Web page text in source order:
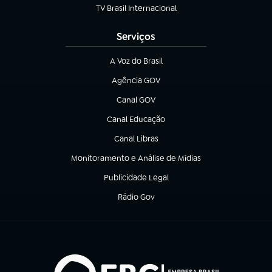
TV Brasil Internacional
(abre em nova aba)
Serviços
A Voz do Brasil
(abre em nova aba)
Agência GOV
(abre em nova aba)
Canal GOV
(abre em nova aba)
Canal Educação
(abre em nova aba)
Canal Libras
(abre em nova aba)
Monitoramento e Análise de Mídias
(abre em nova aba)
Publicidade Legal
(abre em nova aba)
Rádio Gov
(abre em nova aba)